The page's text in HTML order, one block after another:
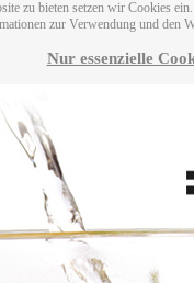
zu bieten setzen wir Cookies
zur Verwendung und den
Nur essenzielle